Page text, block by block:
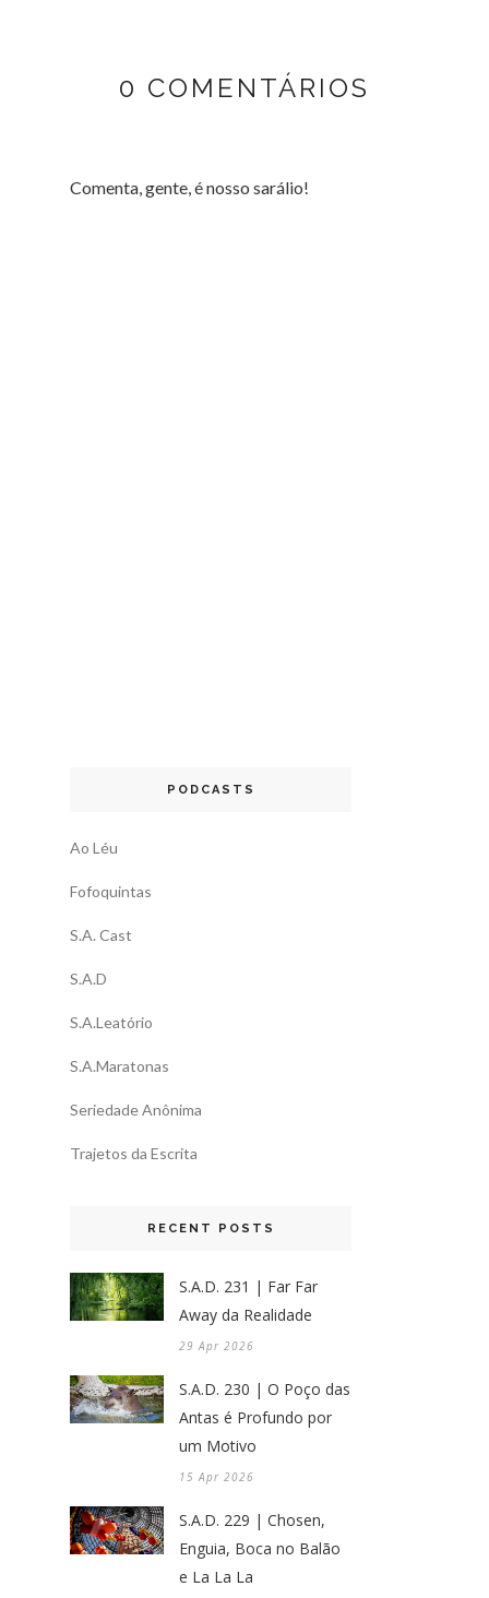
0 COMENTÁRIOS
Comenta, gente, é nosso sarálio!
PODCASTS
Ao Léu
Fofoquintas
S.A. Cast
S.A.D
S.A.Leatório
S.A.Maratonas
Seriedade Anônima
Trajetos da Escrita
RECENT POSTS
S.A.D. 231 | Far Far
Away da Realidade
29 Apr 2026
S.A.D. 230 | O Poço das
Antas é Profundo por
um Motivo
15 Apr 2026
S.A.D. 229 | Chosen,
Enguia, Boca no Balão
e La La La